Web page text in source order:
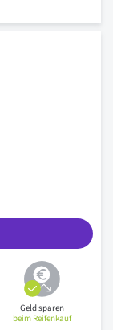
Geld sparen
beim Reifenkauf